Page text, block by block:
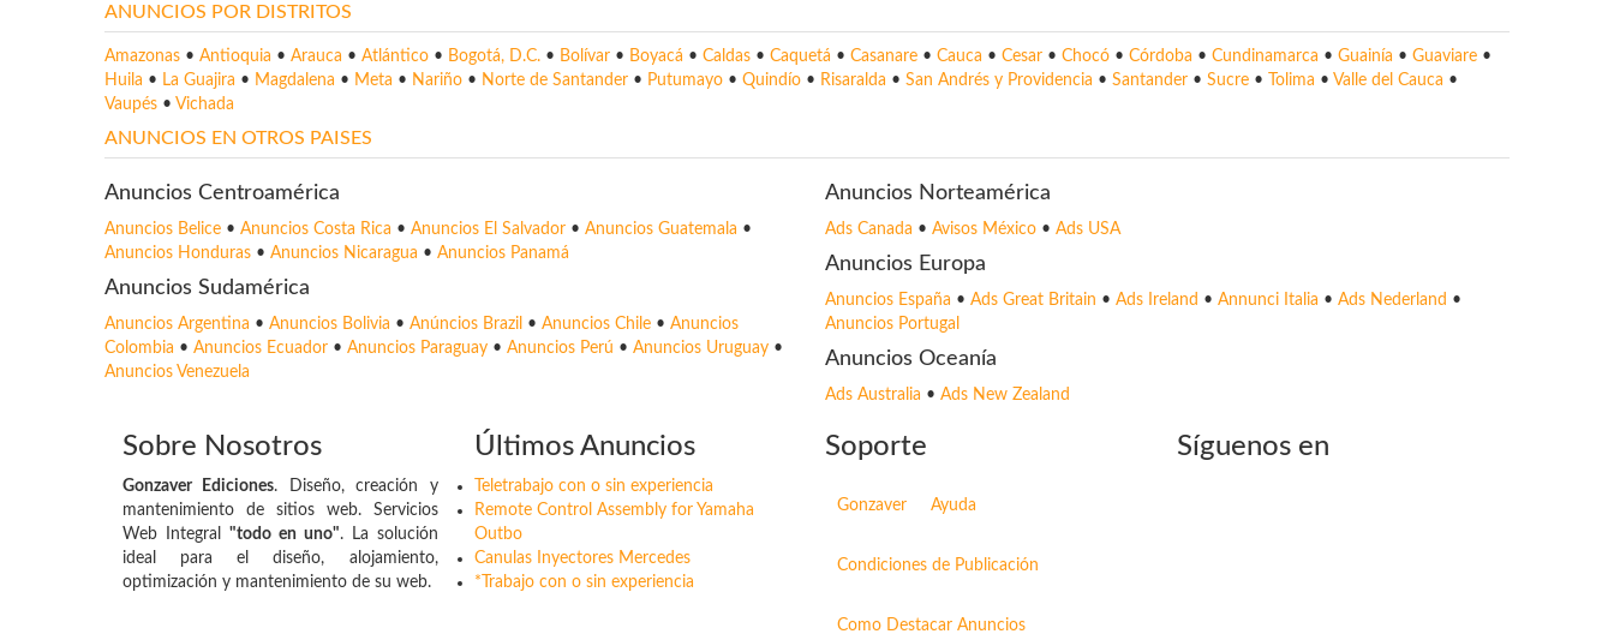
ANUNCIOS POR DISTRITOS
Amazonas • Antioquia • Arauca • Atlántico • Bogotá, D.C. • Bolívar • Boyacá • Caldas • Caquetá • Casanare • Cauca • Cesar • Chocó • Córdoba • Cundinamarca • Guainía • Guaviare •
Huila • La Guajira • Magdalena • Meta • Nariño • Norte de Santander • Putumayo • Quindío • Risaralda • San Andrés y Providencia • Santander • Sucre • Tolima • Valle del Cauca •
Vaupés • Vichada
ANUNCIOS EN OTROS PAISES
Anuncios Centroamérica
Anuncios Belice • Anuncios Costa Rica • Anuncios El Salvador • Anuncios Guatemala •
Anuncios Honduras • Anuncios Nicaragua • Anuncios Panamá
Anuncios Sudamérica
Anuncios Argentina • Anuncios Bolivia • Anúncios Brazil • Anuncios Chile • Anuncios
Colombia • Anuncios Ecuador • Anuncios Paraguay • Anuncios Perú • Anuncios Uruguay •
Anuncios Venezuela
Anuncios Norteamérica
Ads Canada • Avisos México • Ads USA
Anuncios Europa
Anuncios España • Ads Great Britain • Ads Ireland • Annunci Italia • Ads Nederland •
Anuncios Portugal
Anuncios Oceanía
Ads Australia • Ads New Zealand
Sobre Nosotros
Gonzaver Ediciones. Diseño, creación y
mantenimiento de sitios web. Servicios
Web Integral "todo en uno". La solución
ideal para el diseño, alojamiento,
optimización y mantenimiento de su web.
Últimos Anuncios
Teletrabajo con o sin experiencia
Remote Control Assembly for Yamaha
Outbo
Canulas Inyectores Mercedes
*Trabajo con o sin experiencia
Soporte
Gonzaver Ayuda
Condiciones de Publicación
Como Destacar Anuncios
Síguenos en